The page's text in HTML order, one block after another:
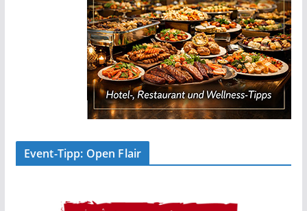
Event-Tipp: Open Flair